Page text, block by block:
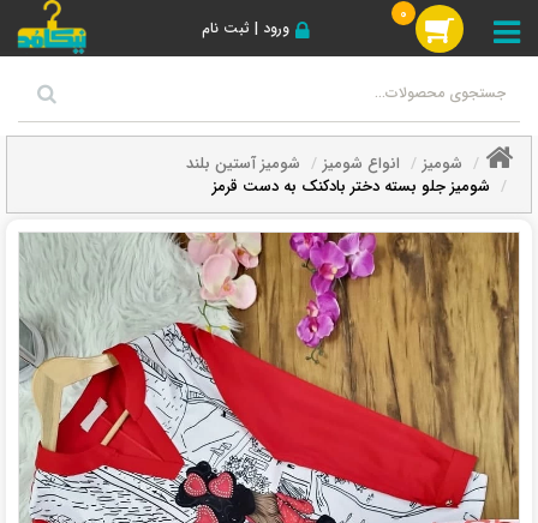
ورود | ثبت نام
0
شومیز انواع شومیز
شومیز آستین بلند
شومیز جلو بسته دختر بادکنک به دست قرمز